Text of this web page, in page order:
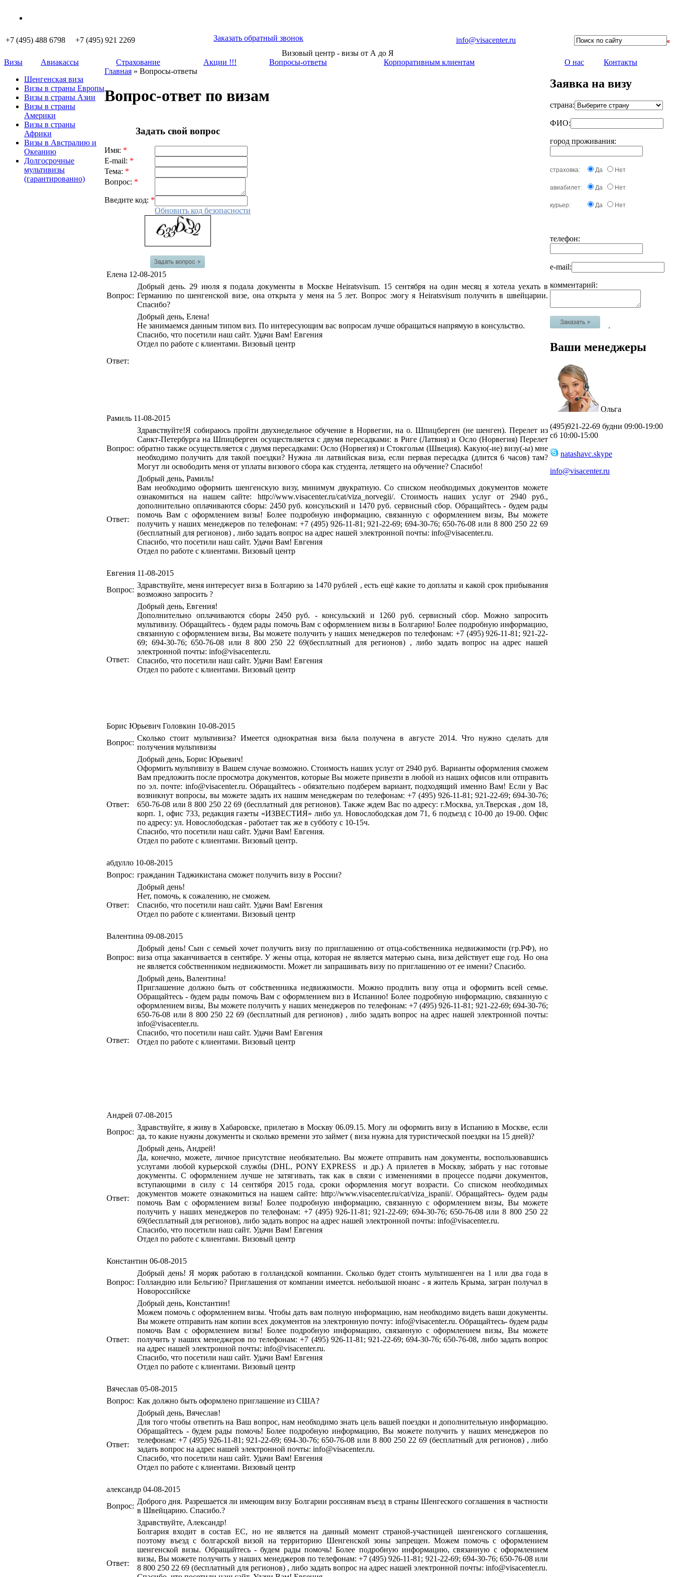
+7 (495) 488 6798 +7 (495) 921 2269 Заказать обратный звонок
info@visacenter.ru
Визовый центр - визы от А до Я
Визы
Авиакассы Страхование Акции !!! Вопросы-ответы Корпоративным клиентам О нас
Контакты
Шенгенская виза
Визы в страны Европы
Визы в страны Азии
Визы в страны
Америки
Визы в страны
Африки
Визы в Австралию и
Океанию
Долгосрочные
мультивизы
(гарантированно)
Главная » Вопросы-ответы
Вопрос-ответ по визам
Задать свой вопрос
Имя: *
E-mail: *
Тема: *
Вопрос: *
Введите код: *
Обновить код безопасности
Елена 12-08-2015
Вопрос:
Добрый день. 29 июля я подала документы в Москве Heiratsvisum. 15 сентября на один месяц я хотела уехать в
Германию по шенгенской визе, она открыта у меня на 5 лет. Вопрос :могу я Heiratsvisum получить в швейцарии.
Спасибо?
Ответ:
Добрый день, Елена!
Не занимаемся данным типом виз. По интересующим вас вопросам лучше обращаться напрямую в консульство.
Спасибо, что посетили наш сайт. Удачи Вам! Евгения
Отдел по работе с клиентами. Визовый центр
Рамиль 11-08-2015
Вопрос:
Здравствуйте!Я собираюсь пройти двухнедельное обучение в Норвегии, на о. Шпицберген (не шенген). Перелет из
Санкт-Петербурга на Шпицберген осуществляется с двумя пересадками: в Риге (Латвия) и Осло (Норвегия) Перелет
обратно также осуществляется с двумя пересадками: Осло (Норвегия) и Стокгольм (Швеция). Какую(-ие) визу(-ы) мне
необходимо получить для такой поездки? Нужна ли латвийская виза, если первая пересадка (длится 6 часов) там?
Могут ли освободить меня от уплаты визового сбора как студента, летящего на обучение? Спасибо!
Ответ:
Добрый день, Рамиль!
Вам необходимо оформить шенгенскую визу, минимум двукратную. Со списком необходимых документов можете
ознакомиться на нашем сайте: http://www.visacenter.ru/cat/viza_norvegii/. Стоимость наших услуг от 2940 руб.,
дополнительно оплачиваются сборы: 2450 руб. консульский и 1470 руб. сервисный сбор. Обращайтесь - будем рады
помочь Вам с оформлением визы! Более подробную информацию, связанную с оформлением визы, Вы можете
получить у наших менеджеров по телефонам: +7 (495) 926-11-81; 921-22-69; 694-30-76; 650-76-08 или 8 800 250 22 69
(бесплатный для регионов) , либо задать вопрос на адрес нашей электронной почты: info@visacenter.ru.
Спасибо, что посетили наш сайт. Удачи Вам! Евгения
Отдел по работе с клиентами. Визовый центр
Евгения 11-08-2015
Вопрос:
Здравствуйте, меня интересует виза в Болгарию за 1470 рублей , есть ещё какие то доплаты и какой срок прибывания
возможно запросить ?
Ответ:
Добрый день, Евгения!
Дополнительно оплачиваются сборы 2450 руб. - консульский и 1260 руб. сервисный сбор. Можно запросить
мультивизу. Обращайтесь - будем рады помочь Вам с оформлением визы в Болгарию! Более подробную информацию,
связанную с оформлением визы, Вы можете получить у наших менеджеров по телефонам: +7 (495) 926-11-81; 921-22-
69; 694-30-76; 650-76-08 или 8 800 250 22 69(бесплатный для регионов) , либо задать вопрос на адрес нашей
электронной почты: info@visacenter.ru.
Спасибо, что посетили наш сайт. Удачи Вам! Евгения
Отдел по работе с клиентами. Визовый центр
Борис Юрьевич Головкин 10-08-2015
Вопрос:
Сколько стоит мультивиза? Имеется однократная виза была получена в августе 2014. Что нужно сделать для
получения мультивизы
Ответ:
Добрый день, Борис Юрьевич!
Оформить мультивизу в Вашем случае возможно. Стоимость наших услуг от 2940 руб. Варианты оформления сможем
Вам предложить после просмотра документов, которые Вы можете привезти в любой из наших офисов или отправить
по эл. почте: info@visacenter.ru. Обращайтесь - обязательно подберем вариант, подходящий именно Вам! Если у Вас
возникнут вопросы, вы можете задать их нашим менеджерам по телефонам: +7 (495) 926-11-81; 921-22-69; 694-30-76;
650-76-08 или 8 800 250 22 69 (бесплатный для регионов). Также ждем Вас по адресу: г.Москва, ул.Тверская , дом 18,
корп. 1, офис 733, редакция газеты «ИЗВЕСТИЯ» либо ул. Новослободская дом 71, 6 подъезд с 10-00 до 19-00. Офис
по адресу: ул. Новослободская - работает так же в субботу с 10-15ч.
Спасибо, что посетили наш сайт. Удачи Вам! Евгения.
Отдел по работе с клиентами. Визовый центр.
абдулло 10-08-2015
Вопрос: гражданин Таджикистана сможет получить визу в России?
Ответ:
Добрый день!
Нет, помочь, к сожалению, не сможем.
Спасибо, что посетили наш сайт. Удачи Вам! Евгения
Отдел по работе с клиентами. Визовый центр
Валентина 09-08-2015
Вопрос:
Добрый день! Сын с семьей хочет получить визу по приглашению от отца-собственника недвижимости (гр.РФ), но
виза отца заканчивается в сентябре. У жены отца, которая не является матерью сына, виза действует еще год. Но она
не является собственником недвижимости. Может ли запрашивать визу по приглашению от ее имени? Спасибо.
Ответ:
Добрый день, Валентина!
Приглашение должно быть от собственника недвижимости. Можно продлить визу отца и оформить всей семье.
Обращайтесь - будем рады помочь Вам с оформлением виз в Испанию! Более подробную информацию, связанную с
оформлением визы, Вы можете получить у наших менеджеров по телефонам: +7 (495) 926-11-81; 921-22-69; 694-30-76;
650-76-08 или 8 800 250 22 69 (бесплатный для регионов) , либо задать вопрос на адрес нашей электронной почты:
info@visacenter.ru.
Спасибо, что посетили наш сайт. Удачи Вам! Евгения
Отдел по работе с клиентами. Визовый центр
Андрей 07-08-2015
Вопрос:
Здравствуйте, я живу в Хабаровске, прилетаю в Москву 06.09.15. Могу ли оформить визу в Испанию в Москве, если
да, то какие нужны документы и сколько времени это займет ( виза нужна для туристической поездки на 15 дней)?
Ответ:
Добрый день, Андрей!
Да, конечно, можете, личное присутствие необязательно. Вы можете отправить нам документы, воспользовавшись
услугами любой курьерской службы (DHL, PONY EXPRESS и др.) А прилетев в Москву, забрать у нас готовые
документы. С оформлением лучше не затягивать,так как в связи с изменениями в процессе подачи документов,
вступающими в силу с 14 сентября 2015 года,сроки оформления могут возрасти. Со списком необходимых
документов можете ознакомиться на нашем сайте: http://www.visacenter.ru/cat/viza_ispanii/.Обращайтесь- будем рады
помочь Вам с оформлением визы! Более подробную информацию, связанную с оформлением визы, Вы можете
получить у наших менеджеров по телефонам: +7 (495) 926-11-81; 921-22-69; 694-30-76; 650-76-08 или 8 800 250 22
69(бесплатный для регионов), либо задать вопрос на адрес нашей электронной почты: info@visacenter.ru.
Спасибо, что посетили наш сайт. Удачи Вам! Евгения
Отдел по работе с клиентами. Визовый центр
Константин 06-08-2015
Вопрос:
Добрый день! Я моряк работаю в голландской компании. Сколько будет стоить мультишенген на 1 или два года в
Голландию или Бельгию? Приглашения от компании имеется. небольшой нюанс - я житель Крыма, загран получал в
Новороссийске
Ответ:
Добрый день, Константин!
Можем помочь с оформлением визы. Чтобы дать вам полную информацию, нам необходимо видеть ваши документы.
Вы можете отправить нам копии всех документов на электронную почту: info@visacenter.ru. Обращайтесь- будем рады
помочь Вам с оформлением визы! Более подробную информацию, связанную с оформлением визы, Вы можете
получить у наших менеджеров по телефонам: +7 (495) 926-11-81; 921-22-69; 694-30-76; 650-76-08, либо задать вопрос
на адрес нашей электронной почты: info@visacenter.ru.
Спасибо, что посетили наш сайт. Удачи Вам! Евгения
Отдел по работе с клиентами. Визовый центр
Вячеслав 05-08-2015
Вопрос: Как должно быть оформлено приглашение из США?
Ответ:
Добрый день, Вячеслав!
Для того чтобы ответить на Ваш вопрос, нам необходимо знать цель вашей поездки и дополнительную информацию.
Обращайтесь - будем рады помочь! Более подробную информацию, Вы можете получить у наших менеджеров по
телефонам: +7 (495) 926-11-81; 921-22-69; 694-30-76; 650-76-08 или 8 800 250 22 69 (бесплатный для регионов) , либо
задать вопрос на адрес нашей электронной почты: info@visacenter.ru.
Спасибо, что посетили наш сайт. Удачи Вам! Евгения
Отдел по работе с клиентами. Визовый центр
александр 04-08-2015
Вопрос:
Доброго дня. Разрешается ли имеющим визу Болгарии россиянам въезд в страны Шенгеского соглашения в частности
в Швейцарию. Спасибо.?
Ответ:
Здравствуйте, Александр!
Болгария входит в состав ЕС, но не является на данный момент страной-участницей шенгенского соглашения,
поэтому въезд с болгарской визой на территорию Шенгенской зоны запрещен. Можем помочь с оформлением
шенгенской визы. Обращайтесь - будем рады помочь! Более подробную информацию, связанную с оформлением
визы, Вы можете получить у наших менеджеров по телефонам: +7 (495) 926-11-81; 921-22-69; 694-30-76; 650-76-08 или
8 800 250 22 69 (бесплатный для регионов) , либо задать вопрос на адрес нашей электронной почты: info@visacenter.ru.
Заявка на визу
страна:
ФИО:
город проживания:
страховка: Да Нет
авиабилет: Да Нет
курьер: Да Нет
телефон:
e-mail:
комментарий:
.
Ваши менеджеры
Ольга
(495)921-22-69 будни 09:00-19:00
сб 10:00-15:00
natashavc.skype
info@visacenter.ru